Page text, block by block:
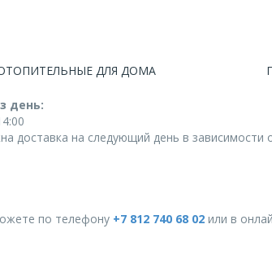
ДЛЯ ДОМА
день:
доставка на следующий день в зависимости
по телефону +7 812 740 68 02 или в